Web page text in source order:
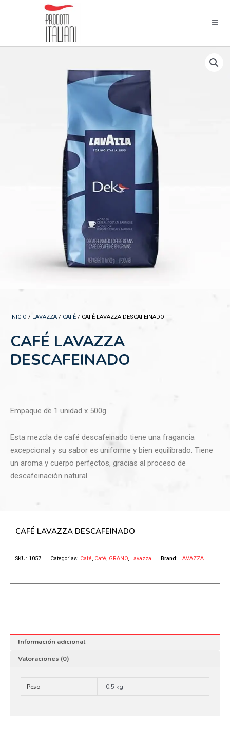
INICIO / LAVAZZA / CAFÉ / CAFÉ LAVAZZA DESCAFEINADO
CAFÉ LAVAZZA
DESCAFEINADO
Empaque de 1 unidad x 500g
Esta mezcla de café descafeinado tiene una fragancia
excepcional y su sabor es uniforme y bien equilibrado. Tiene
un aroma y cuerpo perfectos, gracias al proceso de
descafeinación natural.
CAFÉ LAVAZZA DESCAFEINADO
SKU: 1057 Categorias: Café, Café, GRANO, Lavazza Brand: LAVAZZA
Información adicional
Valoraciones (0)
Peso 0.5 kg